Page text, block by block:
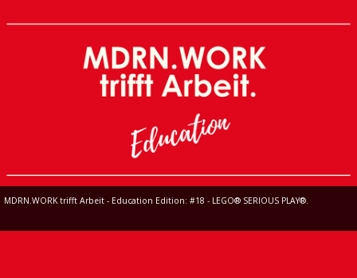
MDRN.WORK trifft Arbeit - Education Edition: #18 - LEGO® SERIOUS PLAY®.